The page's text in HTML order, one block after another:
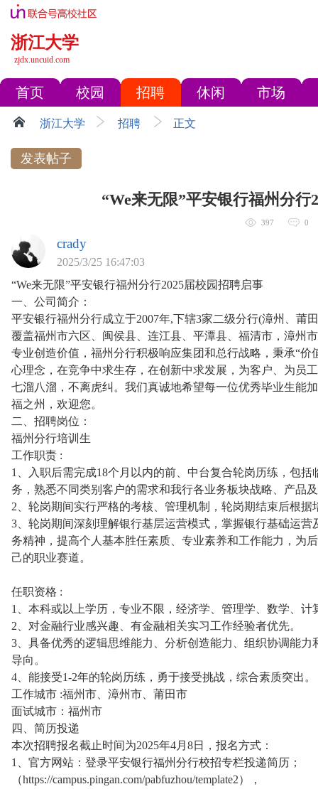
浙江大学
zjdx.uncuid.com
首页 校园 招聘 休闲 市场
浙江大学 招聘 正文
发表帖子
“We来无限”平安银行福州分行
397 0
crady
2025/3/25 16:47:03
“We来无限”平安银行福州分行2025届校园招聘启事
一、公司简介：
平安银行福州分行成立于2007年,下辖3家二级分行(漳州、莆
覆盖福州市六区、闽侯县、连江县、平潭县、福清市，漳州
专业创造价值，福州分行积极响应集团和总行战略，秉承“
心理念，在竞争中求生存，在创新中求发展，为客户、为员
七溜八溜，不离虎纠。我们真诚地希望每一位优秀毕业生能
福之州，欢迎您。
二、招聘岗位：
福州分行培训生
工作职责 :
1、入职后需完成18个月以内的前、中台复合轮岗历练，包
务，熟悉不同类别客户的需求和我行各业务板块战略、产品
2、轮岗期间实行严格的考核、管理机制，轮岗期结束后根据
3、轮岗期间深刻理解银行基层运营模式，掌握银行基础运
务精神，提高个人基本胜任素质、专业素养和工作能力，为
己的职业赛道。
任职资格 :
1、本科或以上学历，专业不限，经济学、管理学、数学、
2、对金融行业感兴趣、有金融相关实习工作经验者优先。
3、具备优秀的逻辑思维能力、分析创造能力、组织协调能
导向。
4、能接受1-2年的轮岗历练，勇于接受挑战，综合素质突出。
工作城市 :福州市、漳州市、莆田市
面试城市：福州市
四、简历投递
本次招聘报名截止时间为2025年4月8日，报名方式：
1、官方网站：登录平安银行福州分行校招专栏投递简历；
（https://campus.pingan.com/pabfuzhou/template2），